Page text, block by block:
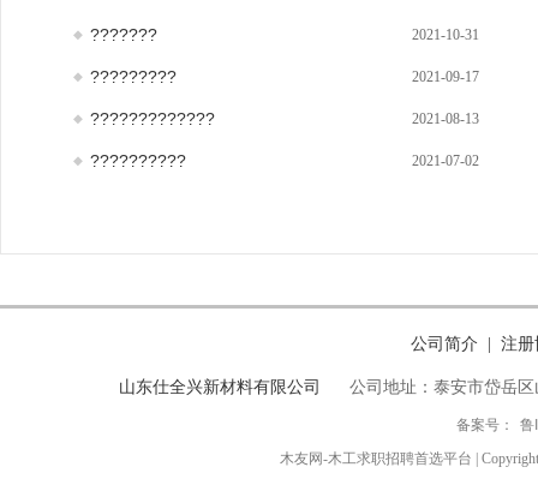
??????? 2021-10-31
????????? 2021-09-17
????????????? 2021-08-13
?????????? 2021-07-02
公司简介 注册
山东仕全兴新材料有限公司 公司地址：泰安市岱岳
备案号：
鲁
木友网-木工求职招聘首选平台 |